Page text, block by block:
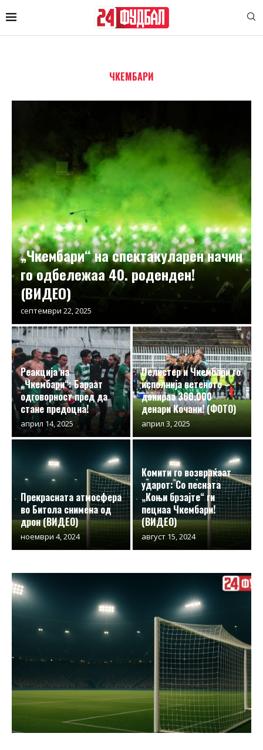
ЧКЕМБАРИ
„Чкембари“ на спектакуларен начин
го одбележаа 40. роденден!
(ВИДЕО)
септември 22, 2025
Реакција на
„Чкембари“: Бараат
одговорност пред да
стане предоцна!
април 14, 2025
Пелистер и Чкембари го
исполнија ветеното –
донираа 360.000
денари Кочани! (ФОТО)
април 3, 2025
Прекрасната атмосфера
во Битола снимена од
дрон (ВИДЕО)
ноември 4, 2024
Комити го возвраќаат
ударот: Со песната
„Коњи брзајте“ ги
пецнаа Чкембари!
(ВИДЕО)
август 15, 2024